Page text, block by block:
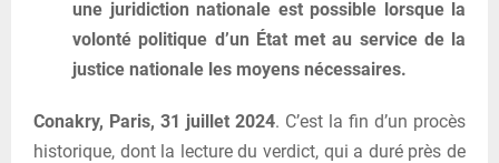
une juridiction nationale est possible lorsque la
volonté politique d’un État met au service de la
justice nationale les moyens nécessaires.
Conakry, Paris, 31 juillet 2024. C’est la fin d’un procès
historique, dont la lecture du verdict, qui a duré près de